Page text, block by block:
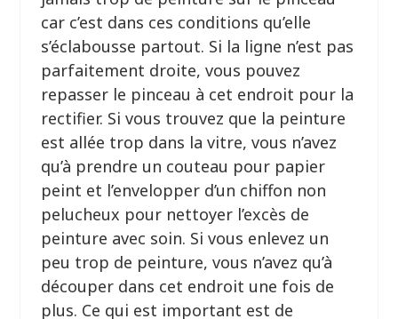
car c’est dans ces conditions qu’elle
s’éclabousse partout. Si la ligne n’est pas
parfaitement droite, vous pouvez
repasser le pinceau à cet endroit pour la
rectifier. Si vous trouvez que la peinture
est allée trop dans la vitre, vous n’avez
qu’à prendre un couteau pour papier
peint et l’envelopper d’un chiffon non
pelucheux pour nettoyer l’excès de
peinture avec soin. Si vous enlevez un
peu trop de peinture, vous n’avez qu’à
découper dans cet endroit une fois de
plus. Ce qui est important est de